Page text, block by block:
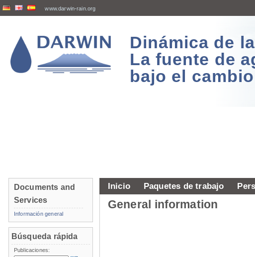
www.darwin-rain.org
Dinámica de
La fuente de
bajo el
Inicio Paquetes de trabajo
General information
Documents and
Services
Información general
Búsqueda rápida
Publicaciones: